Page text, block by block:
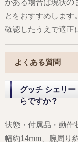
がある場合は現状の
とをおすすめします
確認したうえで適正
よくある質問
グッチ シェリー
らですか？
状態・付属品・動作
幅約14mm、腕周り